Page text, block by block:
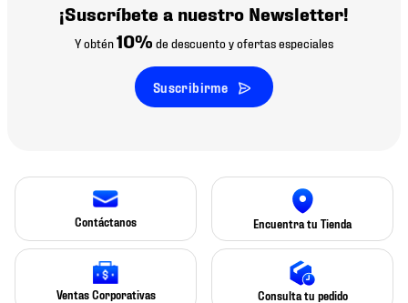
¡Suscríbete a nuestro Newsletter!
Y obtén10% de descuento y ofertas especiales
Suscribirme
Contáctanos Encuentra tu Tienda
Ventas Corporativas Consulta tu pedido